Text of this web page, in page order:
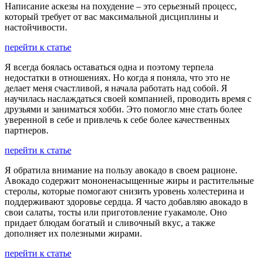
Написание аскезы на похудение – это серьезный процесс,
который требует от вас максимальной дисциплины и
настойчивости.
перейти к статье
Я всегда боялась оставаться одна и поэтому терпела
недостатки в отношениях. Но когда я поняла, что это не
делает меня счастливой, я начала работать над собой. Я
научилась наслаждаться своей компанией, проводить время с
друзьями и заниматься хобби. Это помогло мне стать более
уверенной в себе и привлечь к себе более качественных
партнеров.
перейти к статье
Я обратила внимание на пользу авокадо в своем рационе.
Авокадо содержит мононенасыщенные жиры и растительные
стеролы, которые помогают снизить уровень холестерина и
поддерживают здоровье сердца. Я часто добавляю авокадо в
свои салаты, тосты или приготовление гуакамоле. Оно
придает блюдам богатый и сливочный вкус, а также
дополняет их полезными жирами.
перейти к статье